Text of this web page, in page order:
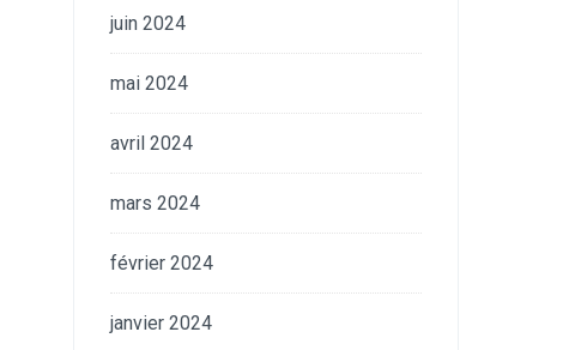
juin 2024
mai 2024
avril 2024
mars 2024
février 2024
janvier 2024